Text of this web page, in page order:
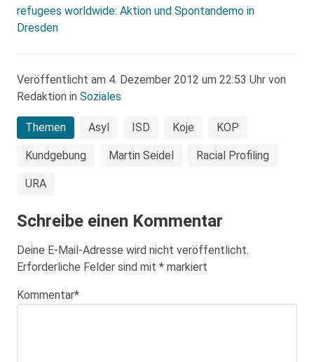
refugees worldwide: Aktion und Spontandemo in
Dresden
Veröffentlicht am 4. Dezember 2012 um 22:53 Uhr von
Redaktion in Soziales
Themen Asyl ISD Koje KOP
Kundgebung Martin Seidel Racial Profiling
URA
Schreibe einen Kommentar
Deine E-Mail-Adresse wird nicht veröffentlicht.
Erforderliche Felder sind mit * markiert
Kommentar*